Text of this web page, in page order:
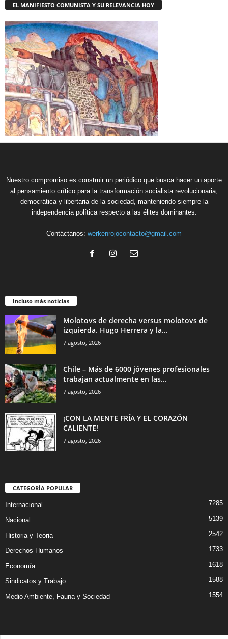
EL MANIFIESTO COMUNISTA Y SU RELEVANCIA HOY
Nuestro compromiso es construir un periódico que busca hacer un aporte
al pensamiento crítico para la transformación socialista revolucionaria,
democrática y libertaria de la sociedad, manteniendo siempre la
independencia política respecto a las élites dominantes.
Contáctanos: werkenrojocontacto@gmail.com
Incluso más noticias
Molotovs de derecha versus molotovs de
izquierda. Hugo Herrera y la...
7 agosto, 2026
Chile – Más de 6000 jóvenes profesionales
trabajan actualmente en las...
7 agosto, 2026
¡CON LA MENTE FRÍA Y EL CORAZÓN
CALIENTE!
7 agosto, 2026
CATEGORÍA POPULAR
Internacional 7285
Nacional 5139
Historia y Teoria 2542
Derechos Humanos 1733
Economía 1618
Sindicatos y Trabajo 1588
Medio Ambiente, Fauna y Sociedad 1554